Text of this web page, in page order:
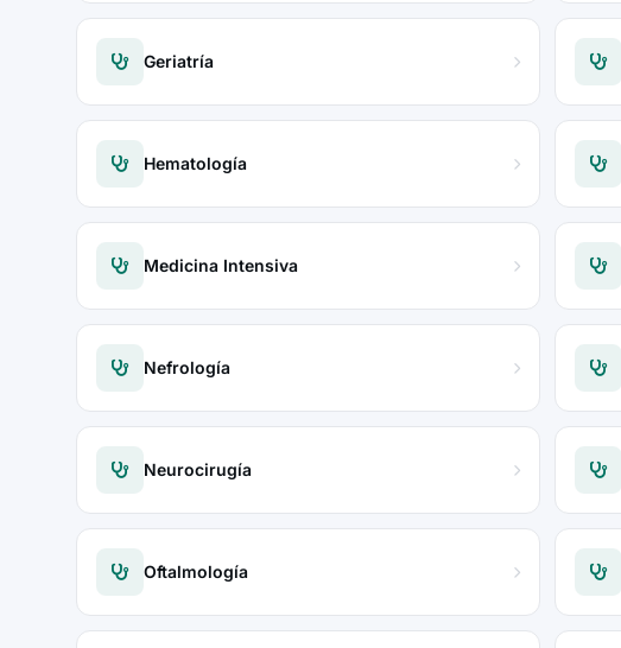
Geriatría
Hematología
Medicina Intensiva
Nefrología
Neurocirugía
Oftalmología